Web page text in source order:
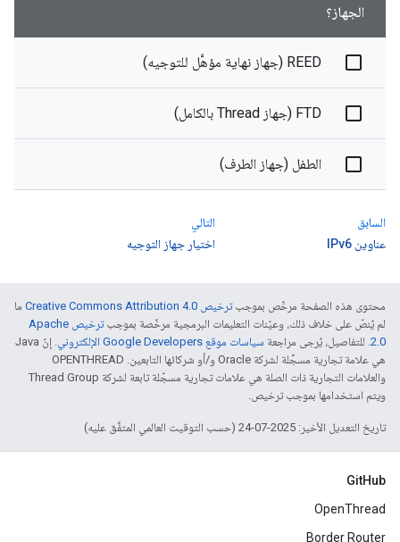
الجهاز؟
REED (جهاز نهاية مؤهَّل للتوجيه)
FTD (جهاز Thread بالكامل)
الطفل (جهاز الطرف)
السابق
عناوين IPv6
التالي
اختيار جهاز التوجيه
محتوى هذه الصفحة مرخّص بموجبترخيص Creative Commons Attribution 4.0‏
ما
لم يُنصّ على خلاف ذلك، وعيّنات التعليمات البرمجية مرخّصة بموجب
ترخيص Apache
2.0‏ . للتفاصيل، يُرجى مراجعة سياسات موقع Google Developers الإلكتروني
. إنّ Java
هي علامة تجارية مسجَّلة لشركة Oracle و/أو شركائها التابعين. ‫OPENTHREAD
والعلامات التجارية ذات الصلة هي علامات تجارية مسجّلة تابعة لشركة Thread Group
ويتم استخدامها بموجب ترخيص.
تاريخ التعديل الأخير: 2025-07-24 (حسب التوقيت العالمي المتفَّق عليه)
GitHub
OpenThread
Border Router